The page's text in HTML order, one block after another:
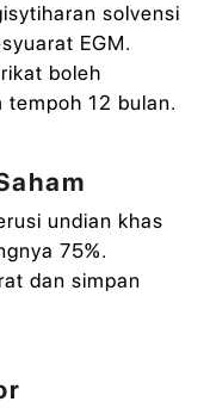
solvensi
EGM.
boleh
tempoh 12 bulan.
undian khas
75%.
dan simpan